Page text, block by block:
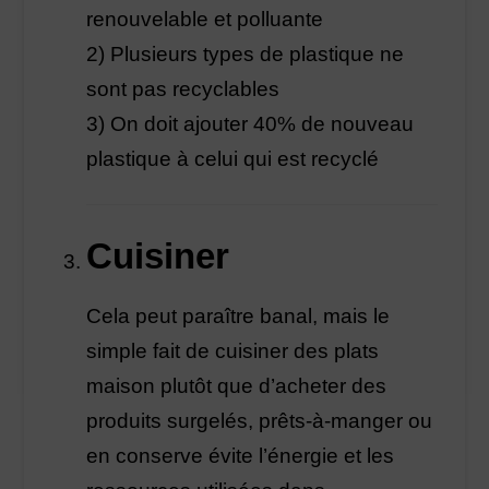
renouvelable et polluante
2) Plusieurs types de plastique ne
sont pas recyclables
3) On doit ajouter 40% de nouveau
plastique à celui qui est recyclé
Cuisiner
Cela peut paraître banal, mais le
simple fait de cuisiner des plats
maison plutôt que d’acheter des
produits surgelés, prêts-à-manger ou
en conserve évite l’énergie et les